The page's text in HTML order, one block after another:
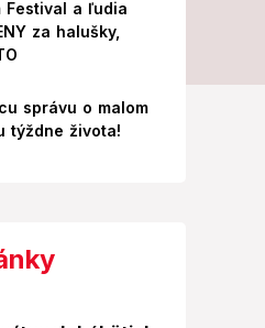
Festival a ľudia
za halušky,
správu o malom
týždne života!